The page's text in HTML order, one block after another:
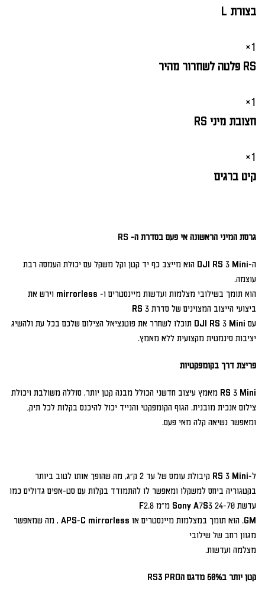
בצורת L
1×
RS פלטה לשחרור מהיר
1×
חצובת מיני RS
1×
קיט ברגים
גרסת המיני הראשונה אי פעם בסדרת ה- RS
ה-DJI RS 3 Mini הוא מייצב כף יד קטן וקל משקל עם יכולת העמסה רבת
עוצמה.
הוא תומך בשילובי מצלמות ועדשות מיינסטרים ו- mirrorless וירש את
ביצועי הייצוב המצוינים של סדרת RS 3
עם DJI RS 3 Mini תוכלו לשחרר את פוטנציאל הצילום שלכם בכל עת ולהשיג
יציבות סינמטית מקצועית ללא מאמץ.
פריצת דרך בקומפקטיות
RS 3 Mini מאמץ עיצוב חדשני הכולל מבנה קטן יותר, סוללה משולבת ויכולת
צילום אנכית מובנית. הגוף הקומפקטי והנייד יכול להיכנס בקלות לכל תיק,
ומאפשר נשיאה קלה מאי פעם.
ל-RS 3 Mini קיבולת עומס של עד 2 ק"ג, מה שהופך אותו לטוב ביותר
בקטגוריה ביחס למשקלו ומאפשר לו להתמודד בקלות עם סט-אפים גדולים כמו
עדשת Sony A7S3 24-70 מ"מ F2.8
GM. הוא תומך במצלמות מיינסטרים או APS-C mirrorless , מה שמאפשר
מגוון רחב של שילובי
מצלמה ועדשות.
קטן יותר ב50% מדגם הRS3 PRO